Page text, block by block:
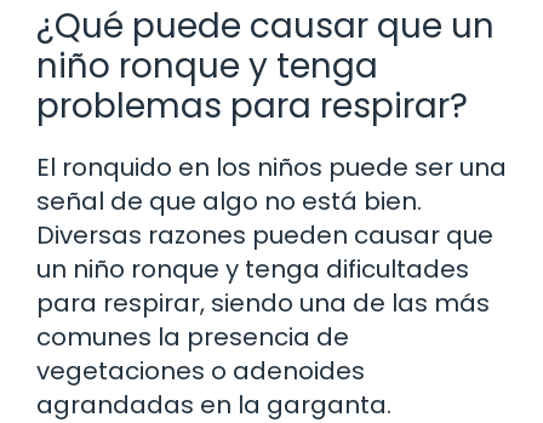
¿Qué puede causar que un
niño ronque y tenga
problemas para respirar?
El ronquido en los niños puede ser una
señal de que algo no está bien.
Diversas razones pueden causar que
un niño ronque y tenga dificultades
para respirar, siendo una de las más
comunes la presencia de
vegetaciones o adenoides
agrandadas en la garganta.